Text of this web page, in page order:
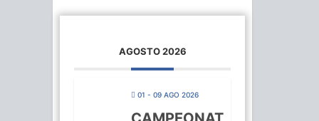
AGOSTO 2026
01 - 09 AGO 2026